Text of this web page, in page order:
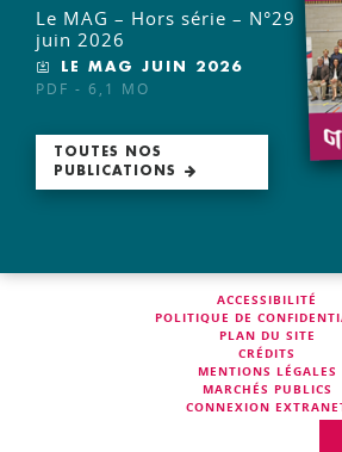
Le MAG – Hors série – N°29
juin 2026
LE MAG JUIN 2026
PDF - 6,1 MO
TOUTES NOS
PUBLICATIONS
ACCESSIBILITÉ
POLITIQUE DE
PLAN DU SITE
CRÉDITS
MENTIONS LÉGALES
MARCHÉS PUBLICS
CONNEXION